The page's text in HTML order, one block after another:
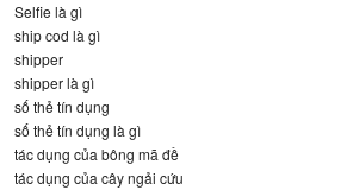
Selfie là gì
ship cod là gì
shipper
shipper là gì
số thẻ tín dụng
số thẻ tín dụng là gì
tác dụng của bông mã đề
tác dụng của cây ngải cứu